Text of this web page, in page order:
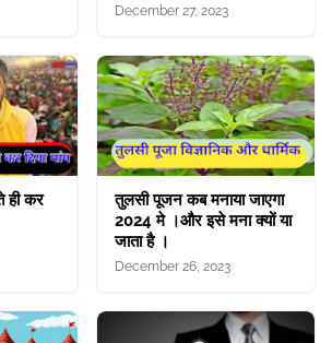
December 27, 2023
ही कर
तुलसी पूजन कब मनाया जाएगा
2024 मे ।और इसे मना क्यों या
जाता है ।
December 26, 2023